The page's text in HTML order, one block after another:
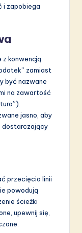
i zapobiega
z konwencją
zamiast
być nazwane
na zawartość
jasno, aby
dostarczający
przecięcia linii
powodują
ścieżki
upewnij się,